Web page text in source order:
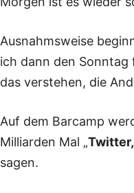
Ausnahmsweise
ich dann den Sonntag
das verstehen, die
Auf dem Barcamp
Milliarden Mal „
sagen.